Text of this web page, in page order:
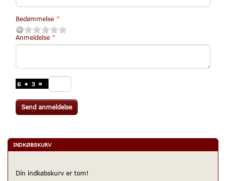
Bedømmelse
Anmeldelse
Send anmeldelse
INDKØBSKURV
Din indkøbskurv er tom!